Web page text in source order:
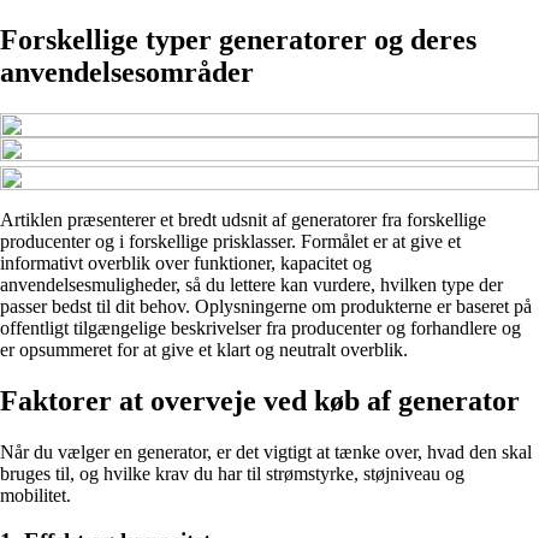
Forskellige typer generatorer og deres
anvendelsesområder
Artiklen præsenterer et bredt udsnit af generatorer fra forskellige
producenter og i forskellige prisklasser. Formålet er at give et
informativt overblik over funktioner, kapacitet og
anvendelsesmuligheder, så du lettere kan vurdere, hvilken type der
passer bedst til dit behov. Oplysningerne om produkterne er baseret på
offentligt tilgængelige beskrivelser fra producenter og forhandlere og
er opsummeret for at give et klart og neutralt overblik.
Faktorer at overveje ved køb af generator
Når du vælger en generator, er det vigtigt at tænke over, hvad den skal
bruges til, og hvilke krav du har til strømstyrke, støjniveau og
mobilitet.